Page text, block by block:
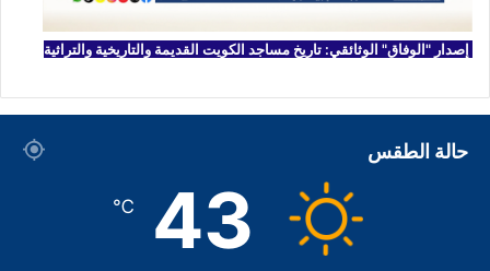
إصدار "الوفاق" الوثائقي: تاريخ مساجد الكويت القديمة والتاريخية والتراثية
حالة الطقس
43
℃